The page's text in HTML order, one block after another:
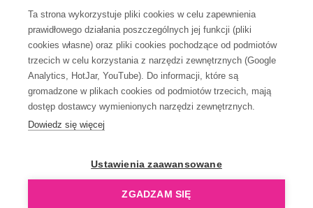
Ta strona wykorzystuje pliki cookies w celu zapewnienia
prawidłowego działania poszczególnych jej funkcji (pliki
cookies własne) oraz pliki cookies pochodzące od podmiotów
trzecich w celu korzystania z narzędzi zewnętrznych (Google
Analytics, HotJar, YouTube). Do informacji, które są
gromadzone w plikach cookies od podmiotów trzecich, mają
dostęp dostawcy wymienionych narzędzi zewnętrznych.
Dowiedz się więcej
Ustawienia zaawansowane
ZGADZAM SIĘ
KONTAKT
OpenGift jest częścią ReflectGroup.